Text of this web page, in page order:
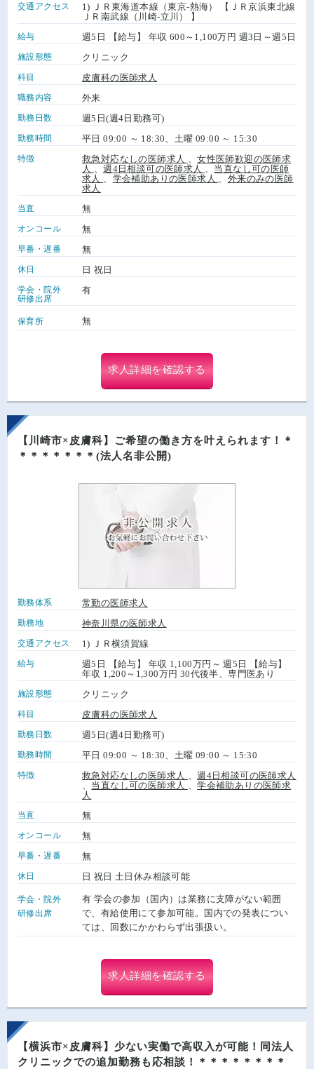
交通アクセス
1) ＪＲ東海道本線（東京-熱海） 【ＪＲ京浜東北線
ＪＲ南武線（川崎-立川） 】
給与 週5日 【給与】 年収 600～1,100万円 週3日～週5日
施設形態 クリニック
科目 皮膚科の医師求人
職務内容 外来
勤務日数 週5日(週4日勤務可)
勤務時間 平日 09:00 ～ 18:30、土曜 09:00 ～ 15:30
特徴 救急対応なしの医師求人 、女性医師歓迎の医師求
人
、週4日相談可の医師求人
当直なし可の医師
求人
学会補助ありの医師求人
外来のみの医師
求人
当直 無
オンコール 無
早番・遅番 無
休日 日 祝日
学会・院外
研修出席
有
保育所 無
求人詳細を確認する
【川崎市×皮膚科】ご希望の働き方を叶えられます！＊
＊＊＊＊＊＊＊(法人名非公開)
勤務体系 常勤の医師求人
勤務地 神奈川県の医師求人
交通アクセス 1) ＪＲ横須賀線
給与
週5日 【給与】 年収 1,100万円～ 週5日 【給与】
年収 1,200～1,300万円 30代後半、専門医あり
施設形態 クリニック
科目 皮膚科の医師求人
勤務日数 週5日(週4日勤務可)
勤務時間 平日 09:00 ～ 18:30、土曜 09:00 ～ 15:30
特徴 救急対応なしの医師求人 、週4日相談可の医師求人
当直なし可の医師求人 、学会補助ありの医師求
人
当直 無
オンコール 無
早番・遅番 無
休日 日 祝日 土日休み相談可能
学会・院外
研修出席
有 学会の参加（国内）は業務に支障がない範囲
で、有給使用にて参加可能。国内での発表につい
ては、回数にかかわらず出張扱い。
求人詳細を確認する
【横浜市×皮膚科】少ない実働で高収入が可能！同法人
クリニックでの追加勤務も応相談！＊＊＊＊＊＊＊＊